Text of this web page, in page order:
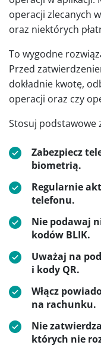
operacji zlecanych
oraz niektórych
To wygodne
Przed
dokładnie kwotę,
operacji oraz czy
Stosuj podstawowe
Zabezpiecz
biometrią.
Regularnie
telefonu.
Nie podawaj
kodów BLIK.
Uważaj na
i kody QR.
Włącz
na rachunku.
Nie
których nie